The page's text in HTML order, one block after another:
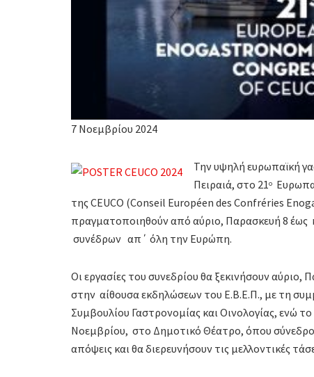
7 Νοεμβρίου 2024
Την υψηλή ευρωπαϊκή
Πειραιά, στο 21ο
της CEUCO (Conseil Européen des Confréries
πραγματοποιηθούν από αύριο, Παρασκευή 8 έως
συνέδρων απ΄ όλη την Ευρώπη.
Οι εργασίες του συνεδρίου θα ξεκινήσουν
στην αίθουσα εκδηλώσεων του Ε.Β.Ε.Π., με τη
Συμβουλίου Γαστρονομίας και Οινολογίας, ενώ
Νοεμβρίου, στο Δημοτικό Θέατρο, όπου
απόψεις και θα διερευνήσουν τις μελλοντικές